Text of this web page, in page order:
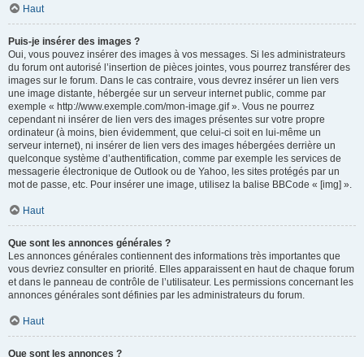
Haut
Puis-je insérer des images ?
Oui, vous pouvez insérer des images à vos messages. Si les administrateurs
du forum ont autorisé l’insertion de pièces jointes, vous pourrez transférer des
images sur le forum. Dans le cas contraire, vous devrez insérer un lien vers
une image distante, hébergée sur un serveur internet public, comme par
exemple « http://www.exemple.com/mon-image.gif ». Vous ne pourrez
cependant ni insérer de lien vers des images présentes sur votre propre
ordinateur (à moins, bien évidemment, que celui-ci soit en lui-même un
serveur internet), ni insérer de lien vers des images hébergées derrière un
quelconque système d’authentification, comme par exemple les services de
messagerie électronique de Outlook ou de Yahoo, les sites protégés par un
mot de passe, etc. Pour insérer une image, utilisez la balise BBCode « [img] ».
Haut
Que sont les annonces générales ?
Les annonces générales contiennent des informations très importantes que
vous devriez consulter en priorité. Elles apparaissent en haut de chaque forum
et dans le panneau de contrôle de l’utilisateur. Les permissions concernant les
annonces générales sont définies par les administrateurs du forum.
Haut
Que sont les annonces ?